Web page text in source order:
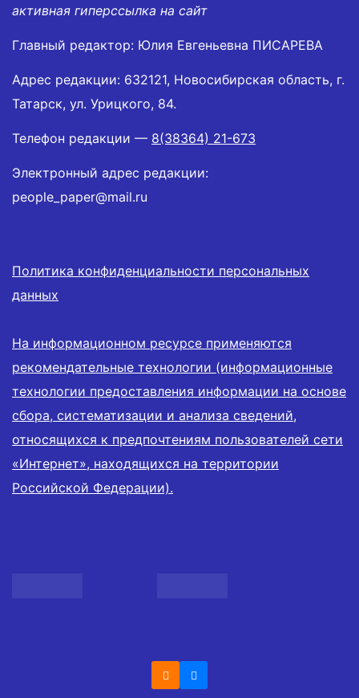
активная гиперссылка на сайт
Главный редактор: Юлия Евгеньевна ПИСАРЕВА
Адрес редакции: 632121, Новосибирская область, г.
Татарск, ул. Урицкого, 84.
Телефон редакции — 8(38364) 21-673
Электронный адрес редакции:
people_paper@mail.ru
Политика конфиденциальности персональных
данных
На информационном ресурсе применяются
рекомендательные технологии (информационные
технологии предоставления информации на основе
сбора, систематизации и анализа сведений,
относящихся к предпочтениям пользователей сети
«Интернет», находящихся на территории
Российской Федерации).